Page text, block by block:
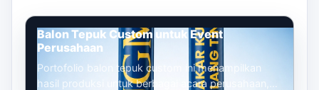
Balon Tepuk Custom untuk Event
Perusahaan
Portofolio balon tepuk custom ini menampilkan
hasil produksi untuk berbagai acara perusahaan,